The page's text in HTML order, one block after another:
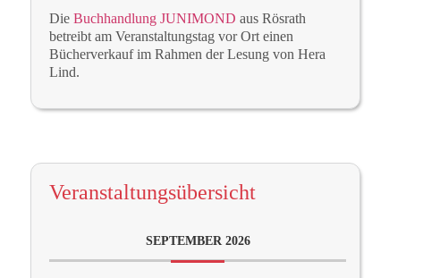
DieBuchhandlung JUNIMOND aus Rösrath
betreibt am Veranstaltungstag vor Ort einen
Bücherverkauf im Rahmen der Lesung von Hera
Lind.
Veranstaltungsübersicht
SEPTEMBER 2026